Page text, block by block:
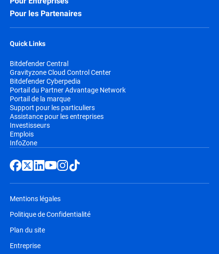
Pour les Partenaires
Quick Links
Bitdefender Central
Gravityzone Cloud Control Center
Bitdefender Cyberpedia
Portail du Partner Advantage Network
Portail de la marque
Support pour les particuliers
Assistance pour les entreprises
Investisseurs
Emplois
InfoZone
Mentions légales
Politique de Confidentialité
Plan du site
Entreprise